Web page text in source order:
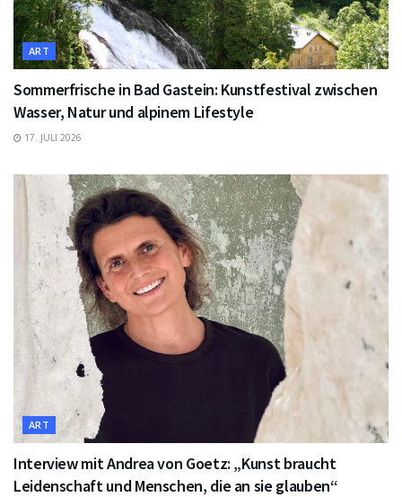
ART
Sommerfrische in Bad Gastein: Kunstfestival zwischen
Wasser, Natur und alpinem Lifestyle
17. JULI 2026
ART
Interview mit Andrea von Goetz: „Kunst braucht
Leidenschaft und Menschen, die an sie glauben“